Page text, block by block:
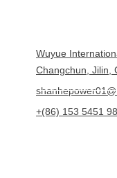
Wuyue
Changchun, Jilin,
+(86) 153 5451